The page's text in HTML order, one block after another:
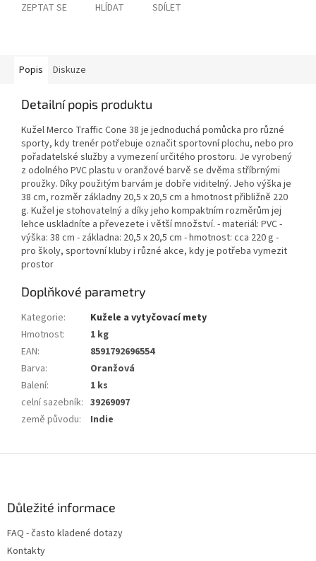
ZEPTAT SE HLÍDAT SDÍLET
Popis Diskuze
Detailní popis produktu
Kužel Merco Traffic Cone 38 je jednoduchá pomůcka pro různé
sporty, kdy trenér potřebuje označit sportovní plochu, nebo pro
pořadatelské služby a vymezení určitého prostoru. Je vyrobený
z odolného PVC plastu v oranžové barvě se dvěma stříbrnými
proužky. Díky použitým barvám je dobře viditelný. Jeho výška je
38 cm, rozměr základny 20,5 x 20,5 cm a hmotnost přibližně 220
g. Kužel je stohovatelný a díky jeho kompaktním rozměrům jej
lehce uskladníte a převezete i větší množství. - materiál: PVC -
výška: 38 cm - základna: 20,5 x 20,5 cm - hmotnost: cca 220 g -
pro školy, sportovní kluby i různé akce, kdy je potřeba vymezit
prostor
Doplňkové parametry
Kategorie:
Kužele a vytyčovací mety
Hmotnost:
1 kg
EAN:
8591792696554
Barva:
Oranžová
Balení:
1 ks
celní sazebník: 39269097
země původu: Indie
Důležité informace
FAQ - často kladené dotazy
Kontakty